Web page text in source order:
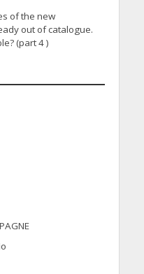
of the new
out of catalogue.
(part 4 )